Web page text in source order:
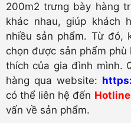
200m2 trưng bày hàng
khác nhau, giúp khách
nhiều sản phẩm. Từ đó,
chọn được sản phẩm
thích của gia đình mình.
hàng qua website:
có thể liên hệ đến
vấn về sản phẩm.